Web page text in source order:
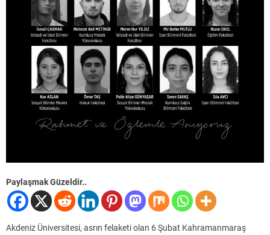
Paylaşmak Güzeldir..
Akdeniz Üniversitesi, asrın felaketi olan 6 Şubat Kahramanmaraş